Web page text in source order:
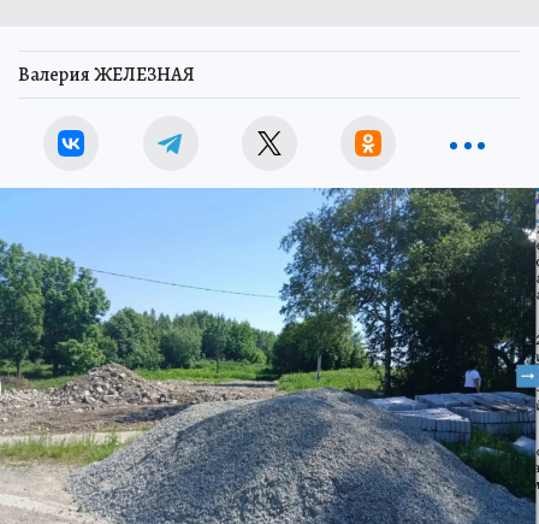
Валерия ЖЕЛЕЗНАЯ